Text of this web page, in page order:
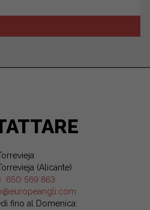
(Alicante)
650 569 863
fino al Domenica: